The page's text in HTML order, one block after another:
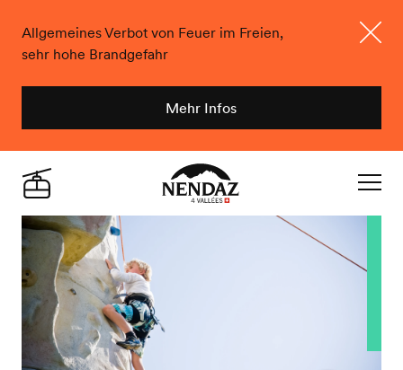
Allgemeines Verbot von Feuer im Freien,
sehr hohe Brandgefahr
Mehr Infos
Nendaz
Live